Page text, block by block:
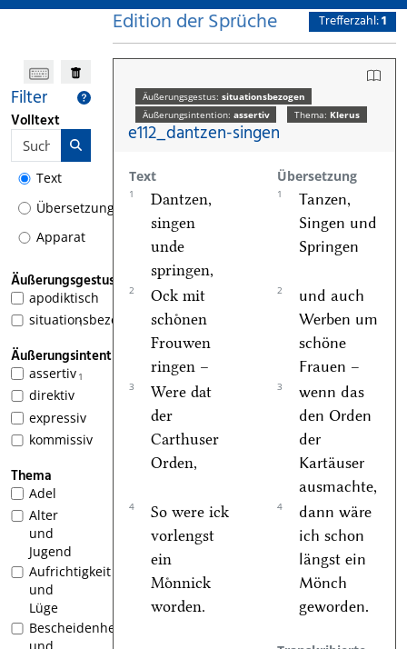
Filter
Volltext
Text
Übersetzung
Apparat
Äußerungsgestus
apodiktisch
1
situationsbezogen
Äußerungsintention
1
assertiv
direktiv
expressiv
kommissiv
Thema
Adel
Alter
und
Jugend
Aufrichtigkeit
und
Lüge
Bescheidenheit
Edition der Sprüche Trefferzahl:1
Äußerungsgestus: situationsbezogen
Äußerungsintention: assertiv Thema: Klerus
e112_dantzen-singen
Text Übersetzung
1
Dantzen,
singen
unde
springen,
1
Tanzen,
Singen und
Springen
2
Ock mit
schoͤnen
Frouwen
ringen –
2
und auch
Werben um
schöne
Frauen –
3
Were dat
der
Carthuser
Orden,
3
wenn das
den Orden
der
Kartäuser
ausmachte,
4
So were ick
vorlengst
ein
Moͤnnick
worden.
4
dann wäre
ich schon
längst ein
Mönch
geworden.